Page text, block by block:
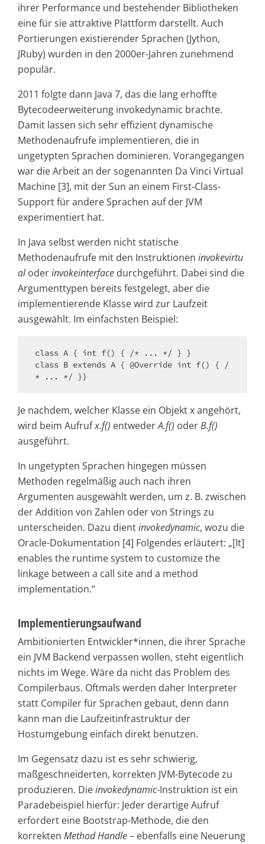
ihrer Performance und bestehender Bibliotheken
eine für sie attraktive Plattform darstellt. Auch
Portierungen existierender Sprachen (Jython,
JRuby) wurden in den 2000er-Jahren zunehmend
populär.
2011 folgte dann Java 7, das die lang erhoffte
Bytecodeerweiterung invokedynamic brachte.
Damit lassen sich sehr effizient dynamische
Methodenaufrufe implementieren, die in
ungetypten Sprachen dominieren. Vorangegangen
war die Arbeit an der sogenannten Da Vinci Virtual
Machine [3], mit der Sun an einem First-Class-
Support für andere Sprachen auf der JVM
experimentiert hat.
In Java selbst werden nicht statische
Methodenaufrufe mit den Instruktionen invokevirtu
aloderinvokeinterface durchgeführt. Dabei sind die
Argumenttypen bereits festgelegt, aber die
implementierende Klasse wird zur Laufzeit
ausgewählt. Im einfachsten Beispiel:
class A { int f() { /* ... */ } }
class B extends A { @Override int f() { /
* ... */ }}
Je nachdem, welcher Klasse ein Objekt x angehört,
wird beim Aufrufx.f() entwederA.f() oderB.f()
ausgeführt.
In ungetypten Sprachen hingegen müssen
Methoden regelmäßig auch nach ihren
Argumenten ausgewählt werden, um z. B. zwischen
der Addition von Zahlen oder von Strings zu
unterscheiden. Dazu dientinvokedynamic, wozu die
Oracle-Dokumentation [4] Folgendes erläutert: „[It]
enables the runtime system to customize the
linkage between a call site and a method
implementation.“
Implementierungsaufwand
Ambitionierten Entwickler*innen, die ihrer Sprache
ein JVM Backend verpassen wollen, steht eigentlich
nichts im Wege. Wäre da nicht das Problem des
Compilerbaus. Oftmals werden daher Interpreter
statt Compiler für Sprachen gebaut, denn dann
kann man die Laufzeitinfrastruktur der
Hostumgebung einfach direkt benutzen.
Im Gegensatz dazu ist es sehr schwierig,
maßgeschneiderten, korrekten JVM-Bytecode zu
produzieren. Dieinvokedynamic-Instruktion ist ein
Paradebeispiel hierfür: Jeder derartige Aufruf
erfordert eine Bootstrap-Methode, die den
korrekten Method Handle– ebenfalls eine Neuerung